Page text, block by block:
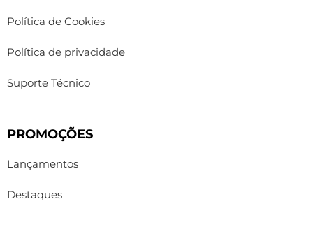
Política de Cookies
Política de privacidade
Suporte Técnico
PROMOÇÕES
Lançamentos
Destaques